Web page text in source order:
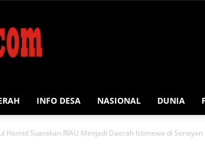
INFO DESA NASIONAL DUNIA
Hamid Suarakan RIAU Menjadi Daerah Istimewa di Senayan